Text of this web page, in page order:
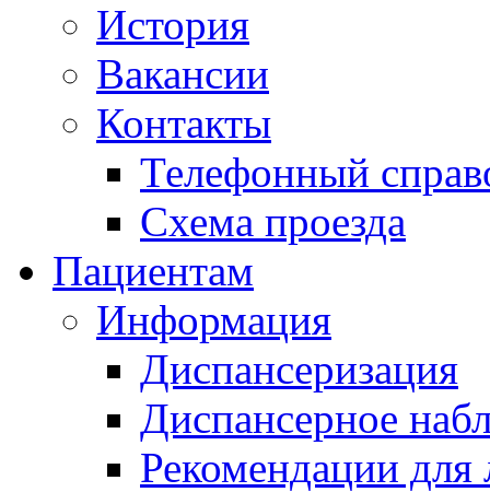
История
Вакансии
Контакты
Телефонный
Схема проезда
Пациентам
Информация
Диспансеризация
Диспансерное
Рекомендации для